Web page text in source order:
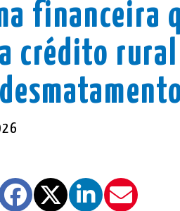
financeira
crédito